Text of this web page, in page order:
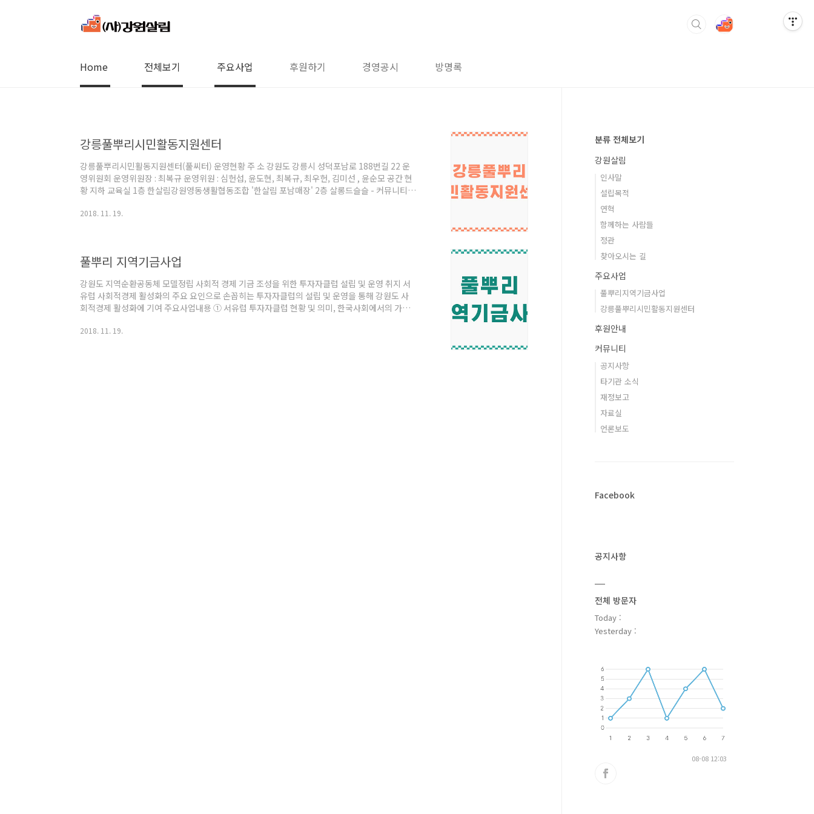
Home 전체보기 주요사업 후원하기 경영공시 방명록
강릉풀뿌리시민활동지원센터
강릉풀뿌리시민활동지원센터(풀씨터) 운영현황 주 소 강원도 강릉시 성덕포남로 188번길 22 운
영위원회 운영위원장 : 최복규 운영위원 : 심헌섭, 윤도현, 최복규, 최우헌, 김미선 , 윤순모 공간 현
황 지하 교육실 1층 한살림강원영동생활협동조합 '한살림 포남매장' 2층 살롱드슬슬 - 커뮤니티
활용사업 진행 - 각종 모임 및 회의 공간 지원, 시민과 함께 하는 문화프로그램 기획 및 진행 (문화
2018. 11. 19.
풀뿌리 지역기금사업
강원도 지역순환공동체 모델정립 사회적 경제 기금 조성을 위한 투자자클럽 설립 및 운영 취지 서
유럽 사회적경제 활성화의 주요 요인으로 손꼽히는 투자자클럽의 설립 및 운영을 통해 강원도 사
회적경제 활성화에 기여 주요사업내용 ① 서유럽 투자자클럽 현황 및 의미, 한국사회에서의 가능
체별 투자자클럽 설립 ④ 투자자클럽의 원활한 운영을 위한 지원활동 지역순환공동체와 관련한 사
2018. 11. 19.
분류 전체보기
강원살림
인사말
설립목적
연혁
함께하는 사람들
정관
찾아오시는 길
주요사업
풀뿌리지역기금사업
강릉풀뿌리시민활동지원센터
후원안내
커뮤니티
공지사항
타기관 소식
재정보고
자료실
언론보도
Facebook
공지사항
전체 방문자
Today :
Yesterday :
08-08 12:03